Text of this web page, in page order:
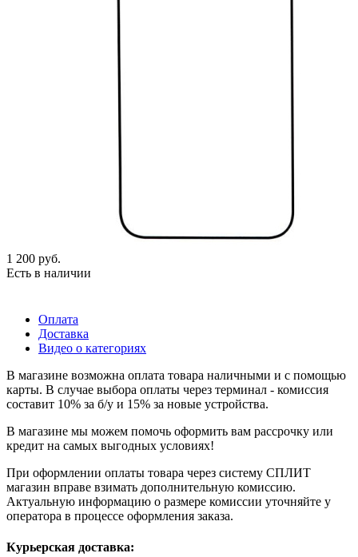
1 200 руб.
Есть в наличии
Оплата
Доставка
Видео о категориях
В магазине возможна оплата товара наличными и с помощью
карты. В случае выбора оплаты через терминал - комиссия
составит 10% за б/у и 15% за новые устройства.
В магазине мы можем помочь оформить вам рассрочку или
кредит на самых выгодных условиях!
При оформлении оплаты товара через систему СПЛИТ
магазин вправе взимать дополнительную комиссию.
Актуальную информацию о размере комиссии уточняйте у
оператора в процессе оформления заказа.
Курьерская доставка: